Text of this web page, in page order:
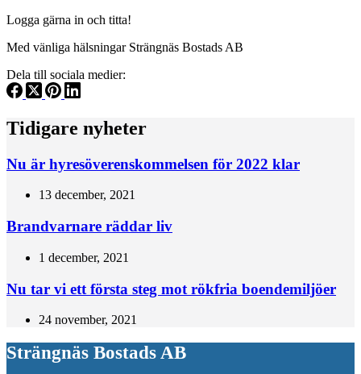
Logga gärna in och titta!
Med vänliga hälsningar Strängnäs Bostads AB
Dela till sociala medier:
Tidigare nyheter
Nu är hyresöverenskommelsen för 2022 klar
13 december, 2021
Brandvarnare räddar liv
1 december, 2021
Nu tar vi ett första steg mot rökfria boendemiljöer
24 november, 2021
Strängnäs Bostads AB